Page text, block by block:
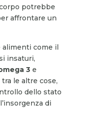
potrebbe
affrontare un
alimenti come il
insaturi,
3 e
le altre cose,
dello stato
di